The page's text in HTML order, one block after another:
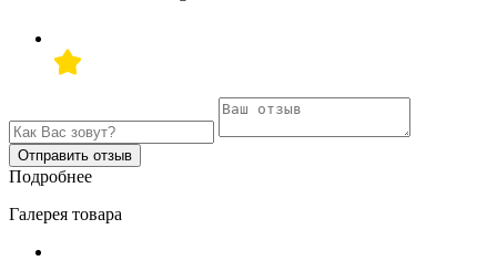
Отправить отзыв
Подробнее
Галерея товара